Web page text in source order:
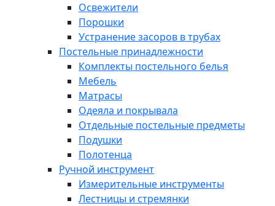
Освежители
Порошки
Устранение засоров в трубах
Постельные принадлежности
Комплекты постельного белья
Мебель
Матрасы
Одеяла и покрывала
Отдельные постельные предметы
Подушки
Полотенца
Ручной инструмент
Измерительные инструменты
Лестницы и стремянки